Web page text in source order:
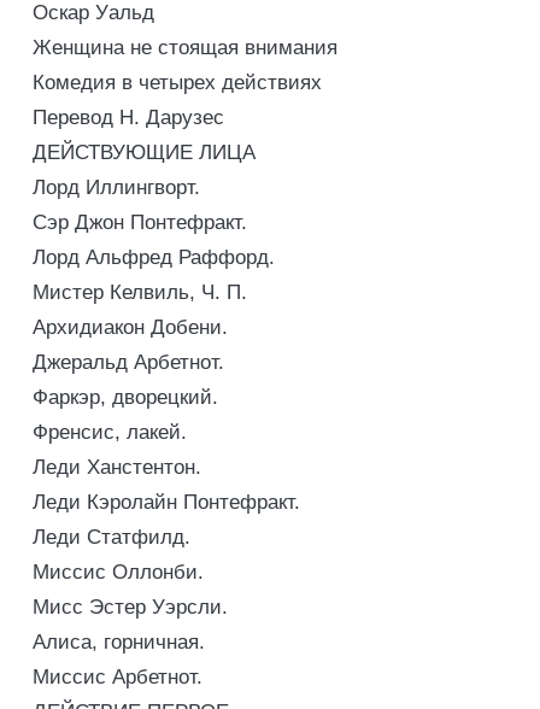
Оскар Уальд
Женщина не стоящая внимания
Комедия в четырех действиях
Перевод H. Дарузес
ДЕЙСТВУЮЩИЕ ЛИЦА
Лорд Иллингворт.
Сэр Джон Понтефракт.
Лорд Альфред Раффорд.
Мистер Келвиль, Ч. П.
Архидиакон Добени.
Джеральд Арбетнот.
Фаркэр, дворецкий.
Френсис, лакей.
Леди Ханстентон.
Леди Кэролайн Понтефракт.
Леди Статфилд.
Миссис Оллонби.
Мисс Эстер Уэрсли.
Алиса, горничная.
Миссис Арбетнот.